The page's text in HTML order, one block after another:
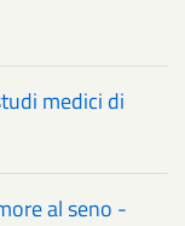
medici di
al seno -